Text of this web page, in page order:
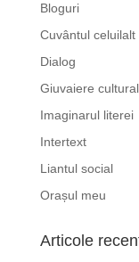
Bloguri
Cuvântul celuilalt
Dialog
Giuvaiere
Imaginarul literei
Intertext
Liantul social
Orașul meu
Articole